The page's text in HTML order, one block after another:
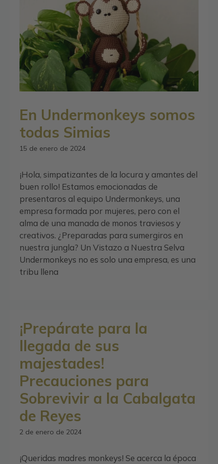
En Undermonkeys somos
todas Simias
15 de enero de 2024
¡Hola, simpatizantes de la locura y amantes del
buen rollo! Estamos emocionadas de
presentaros al equipo Undermonkeys, una
empresa formada por mujeres, pero con el
alma de una manada de monos traviesos y
creativos. ¿Preparadas para sumergiros en
nuestra jungla? Un Vistazo a Nuestra Selva
Undermonkeys no es solo una empresa, es una
tribu llena
¡Prepárate para la
llegada de sus
majestades!
Precauciones para
Sobrevivir a la Cabalgata
de Reyes
2 de enero de 2024
¡Queridas madres monkeys! Se acerca la época